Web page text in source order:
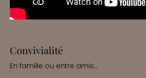
Convivialité
En famille ou entre amis...